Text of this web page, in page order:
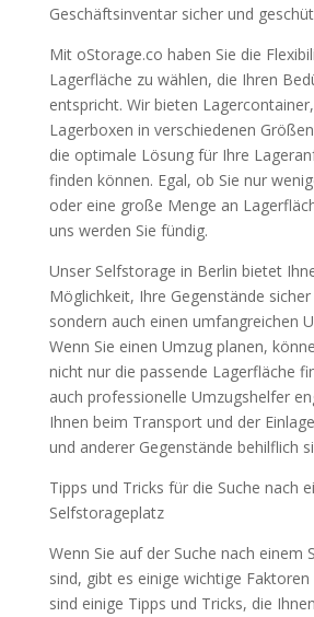
Geschäftsinventar sicher und
Mit oStorage.co haben Sie die
Lagerfläche zu wählen, die Ihren
entspricht. Wir bieten
Lagerboxen in verschiedenen
die optimale Lösung für Ihre
finden können. Egal, ob Sie nur
oder eine große Menge an
uns werden Sie fündig.
Unser Selfstorage in Berlin bietet
Möglichkeit, Ihre Gegenstände
sondern auch einen umfangreichen
Wenn Sie einen Umzug planen,
nicht nur die passende Lagerfläche
auch professionelle Umzugshelfer
Ihnen beim Transport und der
und anderer Gegenstände behilflich
Tipps und Tricks für die Suche nach
Selfstorageplatz
Wenn Sie auf der Suche nach einem
sind, gibt es einige wichtige
sind einige Tipps und Tricks, die